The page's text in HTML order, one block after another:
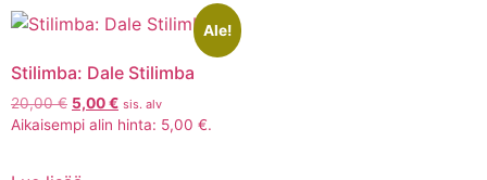
Ale!
Stilimba: Dale Stilimba
20,00€ 5,00€ sis. alv
Aikaisempi alin hinta: 5,00 €.